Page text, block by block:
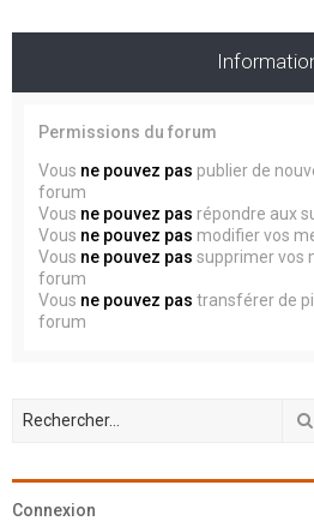
Permissions du forum
Vous ne pouvez pas publier de
forum
Vous ne pouvez pas répondre aux
Vous ne pouvez pas modifier vos
Vous ne pouvez pas supprimer vos
forum
Vous ne pouvez pas transférer de
forum
Connexion